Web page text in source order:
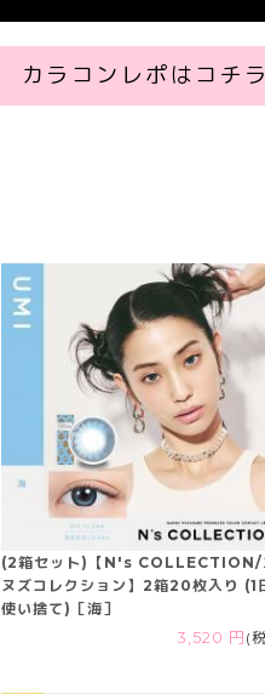
カラコンレポはコチ
(2箱セット)【N's COLLECTION/
ヌズコレクション】2箱20枚入り (1
使い捨て)［海］
3,520 円 (